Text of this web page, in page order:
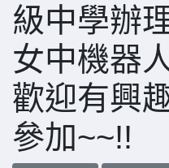
級中學辦
女中機器
歡迎有興
參加~~!!